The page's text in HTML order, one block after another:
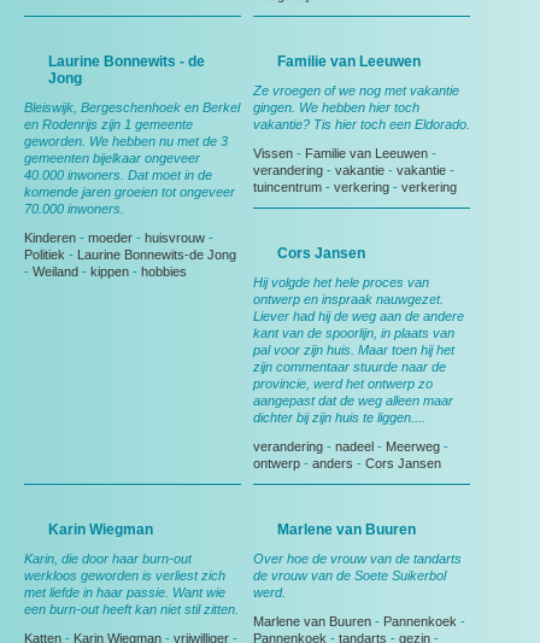
Laurine Bonnewits - de
Jong
Bleiswijk, Bergeschenhoek en Berkel
en Rodenrijs zijn 1 gemeente
geworden. We hebben nu met de 3
gemeenten bijelkaar ongeveer
40.000 inwoners. Dat moet in de
komende jaren groeien tot ongeveer
70.000 inwoners.
Kinderen - moeder - huisvrouw -
Politiek - Laurine Bonnewits-de Jong
- Weiland - kippen - hobbies
Familie van Leeuwen
Ze vroegen of we nog met vakantie
gingen. We hebben hier toch
vakantie? Tis hier toch een Eldorado.
Vissen - Familie van Leeuwen -
verandering - vakantie - vakantie -
tuincentrum - verkering - verkering
Cors Jansen
Hij volgde het hele proces van
ontwerp en inspraak nauwgezet.
Liever had hij de weg aan de andere
kant van de spoorlijn, in plaats van
pal voor zijn huis. Maar toen hij het
zijn commentaar stuurde naar de
provincie, werd het ontwerp zo
aangepast dat de weg alleen maar
dichter bij zijn huis te liggen....
verandering - nadeel - Meerweg -
ontwerp - anders - Cors Jansen
Karin Wiegman
Karin, die door haar burn-out
werkloos geworden is verliest zich
met liefde in haar passie. Want wie
een burn-out heeft kan niet stil zitten.
Katten - Karin Wiegman - vrijwilliger -
Marlene van Buuren
Over hoe de vrouw van de tandarts
de vrouw van de Soete Suikerbol
werd.
Marlene van Buuren - Pannenkoek -
Pannenkoek - tandarts - gezin -